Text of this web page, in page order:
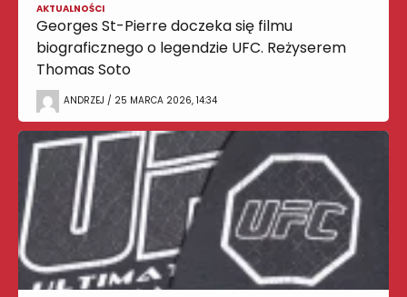
AKTUALNOŚCI
Georges St-Pierre doczeka się filmu
biograficznego o legendzie UFC. Reżyserem
Thomas Soto
ANDRZEJ / 25 MARCA 2026, 14:34